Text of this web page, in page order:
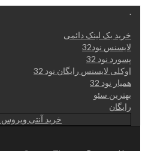
.
خرید بک لینک دائمی
لایسنس نود32
پسورد نود 32
اوکلی لایسنس رایگان نود 32
همیار نود 32
بهترین سئو
رایگان
خرید آنتی ویروس Kaspersky